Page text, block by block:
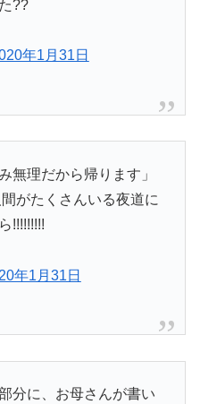
??
年1月31日
無理だから帰ります」
がたくさんいる夜道に
!!!!!!!!!
年1月31日
分に、お母さんが書い